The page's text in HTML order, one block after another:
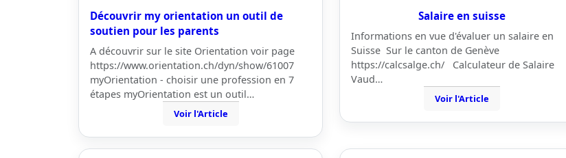
Découvrir my orientation un outil de
soutien pour les parents
A découvrir sur le site Orientation voir page
https://www.orientation.ch/dyn/show/61007
myOrientation - choisir une profession en 7
étapes myOrientation est un outil…
Voir l'Article
Salaire en suisse
Informations en vue d'évaluer un salaire en
Suisse Sur le canton de Genève
https://calcsalge.ch/ Calculateur de Salaire
Vaud…
Voir l'Article